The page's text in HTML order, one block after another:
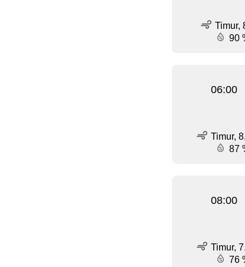
Timur,
90
06:00
Timur,
87
08:00
Timur,
76